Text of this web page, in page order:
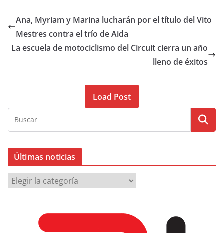
Ana, Myriam y Marina lucharán por el título del Vito
Mestres contra el trío de Aida
La escuela de motociclismo del Circuit cierra un año
lleno de éxitos
Load Post
Últimas noticias
Ú
l